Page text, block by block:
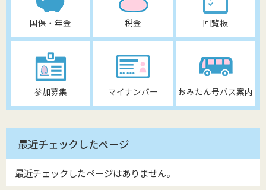
国保・年金 税金 回覧板
参加募集 マイナンバー おみたん号バス案内
最近チェックしたページ
最近チェックしたページはありません。